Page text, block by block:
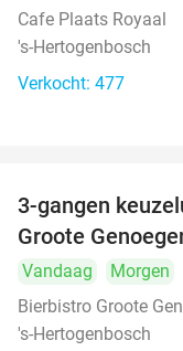
Cafe Plaats Royaal
's-Hertogenbosch
Verkocht: 477
3-gangen
Groote
Vandaag Morgen
Bierbistro Groote
's-Hertogenbosch